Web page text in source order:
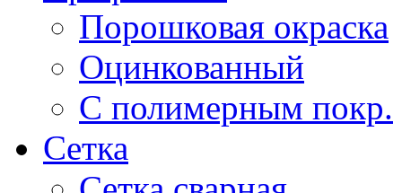
Порошковая окраска
Оцинкованный
C полимерным покр.
Сетка